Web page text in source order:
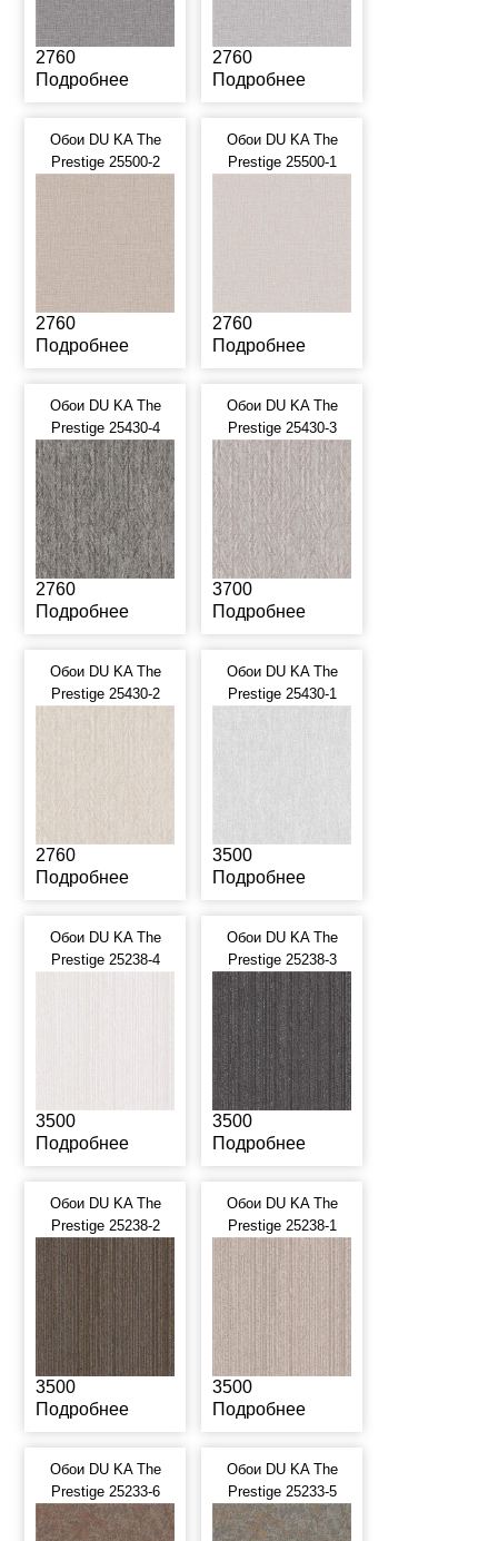
2760
Подробнее
2760
Подробнее
Обои DU KA The
Prestige 25500-2
2760
Подробнее
Обои DU KA The
Prestige 25500-1
2760
Подробнее
Обои DU KA The
Prestige 25430-4
2760
Подробнее
Обои DU KA The
Prestige 25430-3
3700
Подробнее
Обои DU KA The
Prestige 25430-2
2760
Подробнее
Обои DU KA The
Prestige 25430-1
3500
Подробнее
Обои DU KA The
Prestige 25238-4
3500
Подробнее
Обои DU KA The
Prestige 25238-3
3500
Подробнее
Обои DU KA The
Prestige 25238-2
3500
Подробнее
Обои DU KA The
Prestige 25238-1
3500
Подробнее
Обои DU KA The
Prestige 25233-6
Обои DU KA The
Prestige 25233-5